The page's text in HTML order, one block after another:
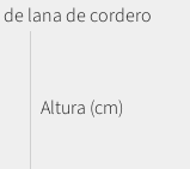
lana de cordero
Altura (cm)